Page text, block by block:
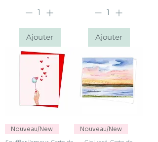
Ajouter Ajouter
Nouveau/New Nouveau/New